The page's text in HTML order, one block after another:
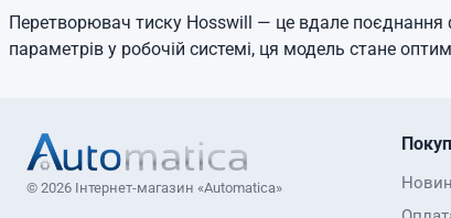
Перетворювач тиску Hosswill — це вдале поєднання
параметрів у робочій системі, ця модель стане
© 2026 Інтернет-магазин «Automatica»